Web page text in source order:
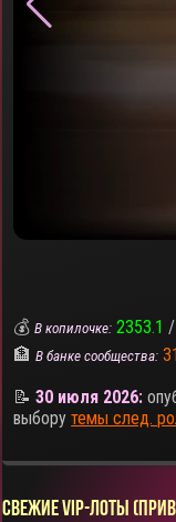
💰В копилочке: 2353.1 /
🏦В банке сообщества:
📝30 июля 2026:
выборутемы след.
СВЕЖИЕ VIP-ЛОТЫ